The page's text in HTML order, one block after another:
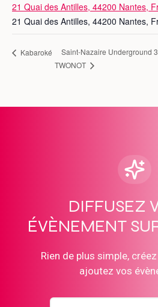
21 Quai des Antilles, 44200 Nantes,
21 Quai des Antilles, 44200 Nantes,
Kabaroké
Saint-Nazaire Underground
TWONOT
DIFFUSEZ
ÉVÈNEMENT
Rien de plus simple,
ajoutez vos